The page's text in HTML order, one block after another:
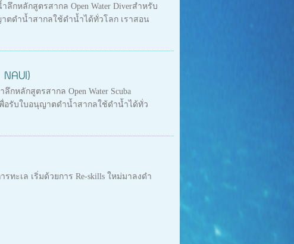
กหลักสูตรสากล Open Water Diverสำหรับ
ตดำน้ำสากลใช้ดำน้ำได้ทั่วโลก เราสอน
หลักสูตรสากล Open Water Scuba
อรับใบอนุญาตดำน้ำสากลใช้ดำน้ำได้ทั่ว
ทะเล เริ่มด้วยการ Re-skills ใหม่มาลงดำ